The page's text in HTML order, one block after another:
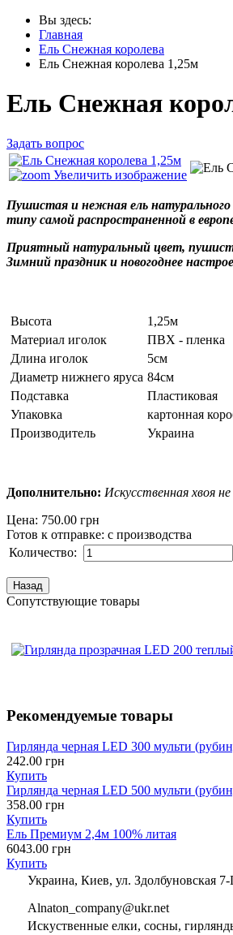
Вы здесь:
Главная
Ель Снежная королева
Ель Снежная королева 1,25м
Ель Снежная
Задать вопрос
Увеличить изображение
Пушистая и нежная ель
типу самой распространенной в
Приятный натуральный цвет,
Зимний праздник и новогоднее
Высота
1,25м
Материал иголок
ПВХ - пленка
Длина иголок
5см
Диаметр нижнего яруса 84см
Подставка
Пластиковая
Упаковка
картонная
Производитель
Украина
Дополнительно: Искусственная хвоя
Цена: 750.00 грн
Готов к отправке: с производства
Количество:
Сопутствующие товары
Рекомендуемые товары
Гирлянда черная LED 300 мульти
242.00 грн
Купить
Гирлянда черная LED 500 мульти
358.00 грн
Купить
Ель Премиум 2,4м 100% литая
6043.00 грн
Купить
Украина, Киев, ул. Здолбуновская 7-
Alnaton_company@ukr.net
Искуственные елки, сосны,